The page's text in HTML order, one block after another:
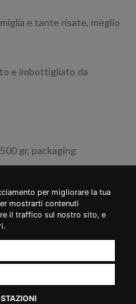
per migliorare la tua
mostrarti contenuti
il traffico sul nostro sito, e
e tante risate, meglio
e imbottigliato da
gr, packaging